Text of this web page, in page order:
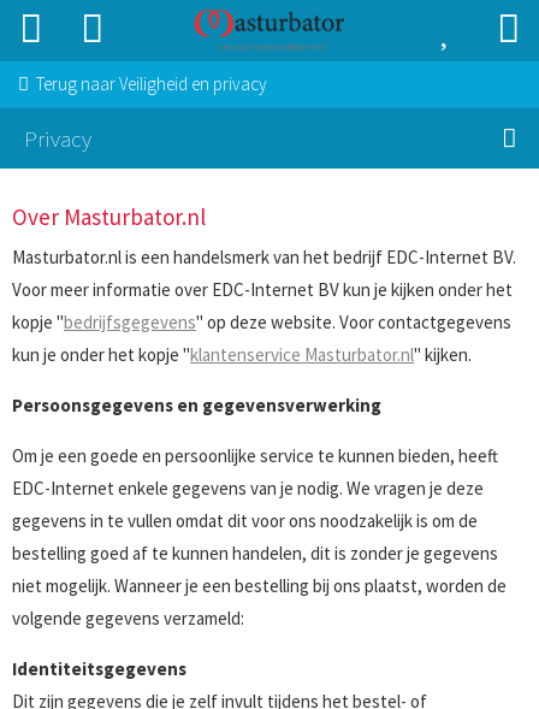
Terug naarVeiligheid en privacy
Privacy
Over Masturbator.nl
Masturbator.nl is een handelsmerk van het bedrijf EDC-Internet BV.
Voor meer informatie over EDC-Internet BV kun je kijken onder het
kopje "bedrijfsgegevens" op deze website. Voor contactgegevens
kun je onder het kopje "klantenservice Masturbator.nl" kijken.
Persoonsgegevens en gegevensverwerking
Om je een goede en persoonlijke service te kunnen bieden, heeft
EDC-Internet enkele gegevens van je nodig. We vragen je deze
gegevens in te vullen omdat dit voor ons noodzakelijk is om de
bestelling goed af te kunnen handelen, dit is zonder je gegevens
niet mogelijk. Wanneer je een bestelling bij ons plaatst, worden de
volgende gegevens verzameld:
Identiteitsgegevens
Dit zijn gegevens die je zelf invult tijdens het bestel- of